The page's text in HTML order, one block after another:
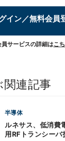
イン／無料会員
員サービスの詳細はこ
連記事
半導体
ルネサス、低消
用RFトランシーバ